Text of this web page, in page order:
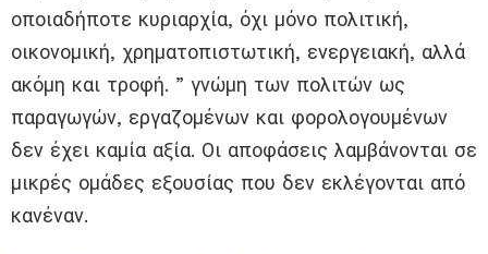
οποιαδήποτε κυριαρχία, όχι μόνο πολιτική,
οικονομική, χρηματοπιστωτική, ενεργειακή, αλλά
ακόμη και τροφή. ” γνώμη των πολιτών ως
παραγωγών, εργαζομένων και φορολογουμένων
δεν έχει καμία αξία. Οι αποφάσεις λαμβάνονται σε
μικρές ομάδες εξουσίας που δεν εκλέγονται από
κανέναν.